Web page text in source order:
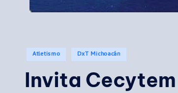
Publicado
en
Atletismo DxT Michoacán
Invita